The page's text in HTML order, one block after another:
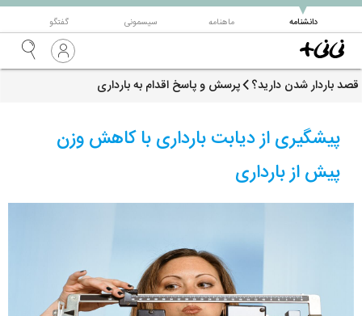
دانشنامه
▼ ماهنامه سیسمونی گفتگو
قصد باردار شدن دارید؟ پرسش و پاسخ اقدام به بارداری
پیشگیری از دیابت بارداری با کاهش وزن
پیش از بارداری